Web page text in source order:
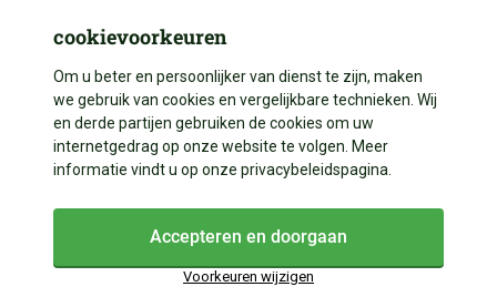
Klantenservice
Over ons
Contact
Betalen
Bezorgen
Categorieën
Vijveraanleg
Vijverdecoratie
Vijveronderdelen
Volg ons
+31 528 204 023
+31 528 204 023
cookievoorkeuren
Om u beter en persoonlijker van dienst te zijn, maken
we gebruik van cookies en vergelijkbare technieken. Wij
en derde partijen gebruiken de cookies om uw
internetgedrag op onze website te volgen. Meer
informatie vindt u op onze privacybeleidspagina.
Voorkeuren wijzigen
Accepteren en doorgaan